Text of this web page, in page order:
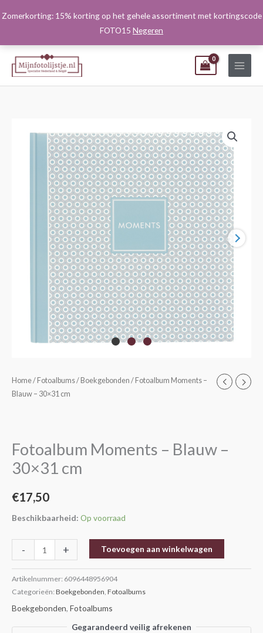
Zomerkorting: 15% korting op het gehele assortiment met kortingscode
FOTO15 Negeren
naar
Home/ Fotoalbums/ Boekgebonden / Fotoalbum Moments –
Blauw – 30×31 cm
Fotoalbum Moments – Blauw –
30×31 cm
€17,50
Beschikbaarheid: Op voorraad
-
Fotoalbum
Moments
30x31
cm
+ Toevoegen aan winkelwagen
Artikelnummer: 6096448956904
Categorieën: Boekgebonden Fotoalbums
Boekgebonden, Fotoalbums
Gegarandeerd veilig afrekenen